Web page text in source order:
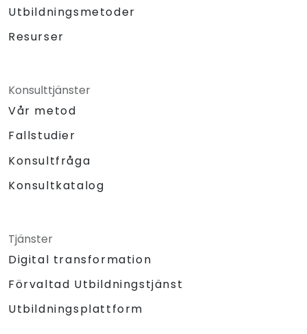
Utbildningsmetoder
Resurser
Konsulttjänster
Vår metod
Fallstudier
Konsultfråga
Konsultkatalog
Tjänster
Digital transformation
Förvaltad Utbildningstjänst
Utbildningsplattform